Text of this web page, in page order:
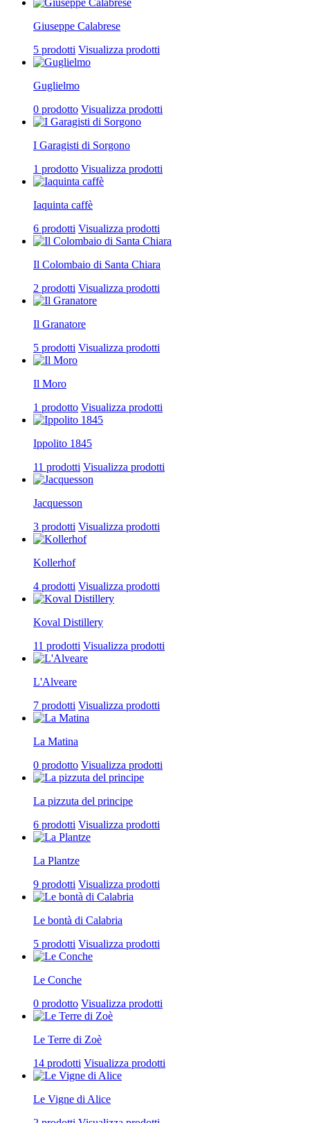
Giuseppe Calabrese
5 prodotti Visualizza prodotti
Guglielmo
0 prodotto Visualizza prodotti
I Garagisti di Sorgono
1 prodotto Visualizza prodotti
Iaquinta caffè
6 prodotti Visualizza prodotti
Il Colombaio di Santa Chiara
2 prodotti Visualizza prodotti
Il Granatore
5 prodotti Visualizza prodotti
Il Moro
1 prodotto Visualizza prodotti
Ippolito 1845
11 prodotti Visualizza prodotti
Jacquesson
3 prodotti Visualizza prodotti
Kollerhof
4 prodotti Visualizza prodotti
Koval Distillery
11 prodotti Visualizza prodotti
L'Alveare
7 prodotti Visualizza prodotti
La Matina
0 prodotto Visualizza prodotti
La pizzuta del principe
6 prodotti Visualizza prodotti
La Plantze
9 prodotti Visualizza prodotti
Le bontà di Calabria
5 prodotti Visualizza prodotti
Le Conche
0 prodotto Visualizza prodotti
Le Terre di Zoè
14 prodotti Visualizza prodotti
Le Vigne di Alice